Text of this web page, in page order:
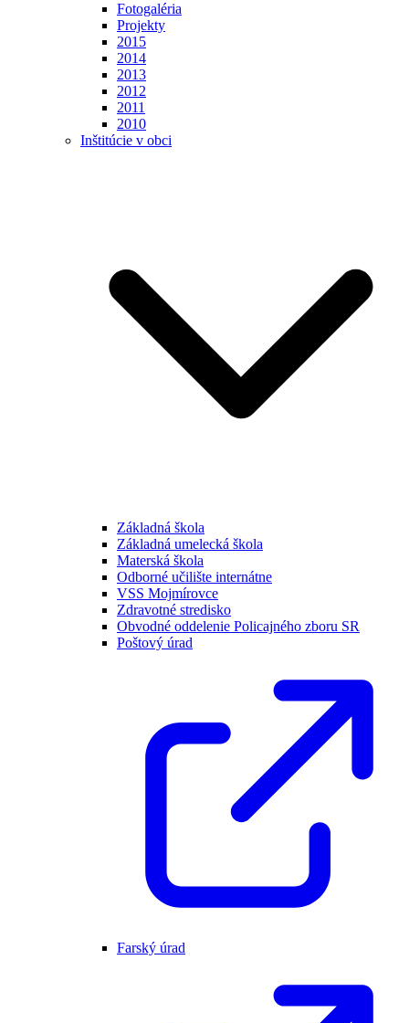
Fotogaléria
Projekty
2015
2014
2013
2012
2011
2010
Inštitúcie v obci
Základná škola
Základná umelecká škola
Materská škola
Odborné učilište internátne
VSS Mojmírovce
Zdravotné stredisko
Obvodné oddelenie Policajného zboru SR
Poštový úrad
Farský úrad